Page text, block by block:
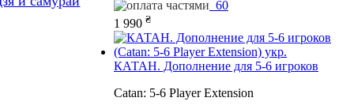
60
1 990 ₴
КАТАН. Дополнение для 5-6 игроков
Catan: 5-6 Player Extension